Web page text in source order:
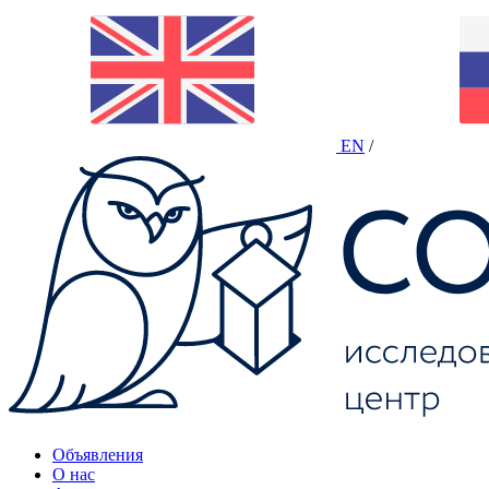
EN /
Объявления
О нас